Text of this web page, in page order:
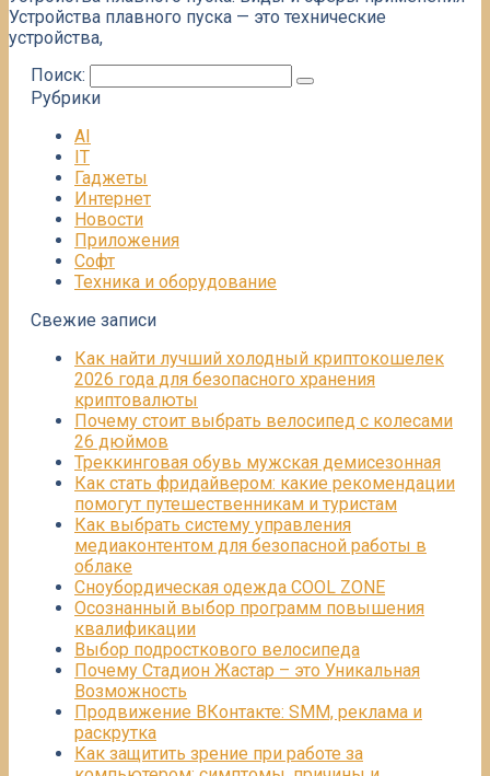
Устройства плавного пуска — это технические
устройства,
Поиск:
Рубрики
AI
IT
Гаджеты
Интернет
Новости
Приложения
Софт
Техника и оборудование
Свежие записи
Как найти лучший холодный криптокошелек
2026 года для безопасного хранения
криптовалюты
Почему стоит выбрать велосипед с колесами
26 дюймов
Треккинговая обувь мужская демисезонная
Как стать фридайвером: какие рекомендации
помогут путешественникам и туристам
Как выбрать систему управления
медиаконтентом для безопасной работы в
облаке
Сноубордическая одежда COOL ZONE
Осознанный выбор программ повышения
квалификации
Выбор подросткового велосипеда
Почему Стадион Жастар – это Уникальная
Возможность
Продвижение ВКонтакте: SMM, реклама и
раскрутка
Как защитить зрение при работе за